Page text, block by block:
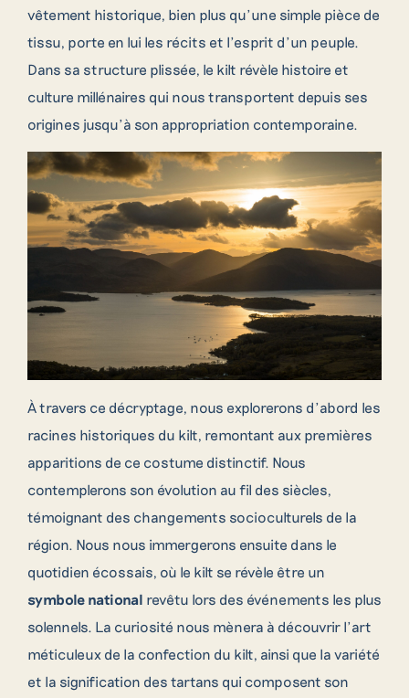
vêtement historique, bien plus qu’une simple pièce de
tissu, porte en lui les récits et l’esprit d’un peuple.
Dans sa structure plissée, le kilt révèle histoire et
culture millénaires qui nous transportent depuis ses
origines jusqu’à son appropriation contemporaine.
À travers ce décryptage, nous explorerons d’abord les
racines historiques du kilt, remontant aux premières
apparitions de ce costume distinctif. Nous
contemplerons son évolution au fil des siècles,
témoignant des changements socioculturels de la
région. Nous nous immergerons ensuite dans le
quotidien écossais, où le kilt se révèle être un
symbole national revêtu lors des événements les plus
solennels. La curiosité nous mènera à découvrir l’art
méticuleux de la confection du kilt, ainsi que la variété
et la signification des tartans qui composent son